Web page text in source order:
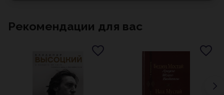
Рекомендации для вас